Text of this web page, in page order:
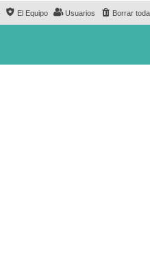
Borrar
Usuarios
El Equipo